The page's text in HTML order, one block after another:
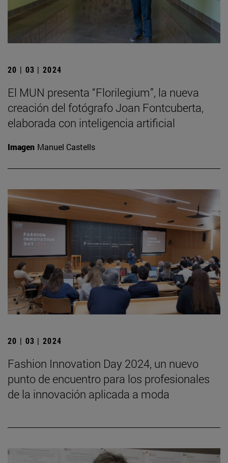
20 | 03 | 2024
El MUN presenta “Florilegium”, la nueva
creación del fotógrafo Joan Fontcuberta,
elaborada con inteligencia artificial
Imagen Manuel Castells
20 | 03 | 2024
Fashion Innovation Day 2024, un nuevo
punto de encuentro para los profesionales
de la innovación aplicada a moda